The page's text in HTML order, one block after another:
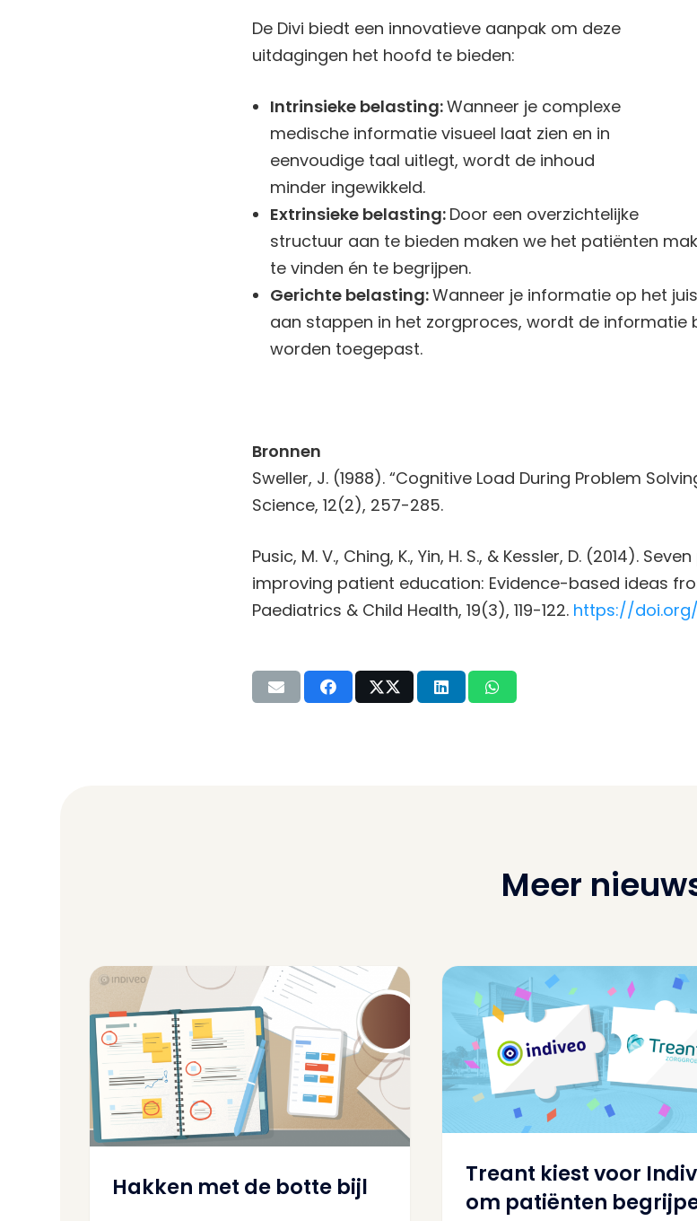
De Divi biedt een innovatieve aanpak om deze
uitdagingen het hoofd te bieden:
Intrinsieke belasting:Wanneer je complexe
medische informatie visueel laat zien en in
eenvoudige taal uitlegt, wordt de inhoud
minder ingewikkeld.
Extrinsieke belasting: Door een overzichtelijke
structuur aan te bieden maken we het patiënten
te vinden én te begrijpen.
Gerichte belasting:Wanneer je informatie op het
aan stappen in het zorgproces, wordt de informatie
worden toegepast.
Bronnen
Sweller, J. (1988). “Cognitive Load During Problem
Science, 12(2), 257-285.
Pusic, M. V., Ching, K., Yin, H. S., & Kessler, D. (2014).
improving patient education: Evidence-based ideas
Paediatrics & Child Health, 19(3), 119-122. https://doi.org/
Meer
Hakken met de botte bijl
Treant kiest voor
om patiënten